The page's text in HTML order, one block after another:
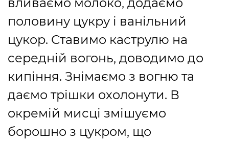
вливаємо молоко, додаємо
половину цукру і ванільний
цукор. Ставимо каструлю на
середній вогонь, доводимо до
кипіння. Знімаємо з вогню та
даємо трішки охолонути. В
окремій мисці змішуємо
борошно з цукром, що